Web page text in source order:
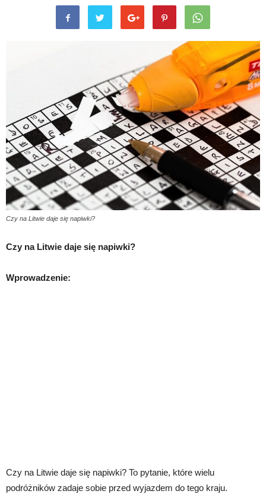
Czy na Litwie daje się napiwki?
Czy na Litwie daje się napiwki?
Wprowadzenie:
Czy na Litwie daje się napiwki? To pytanie, które wielu
podróżników zadaje sobie przed wyjazdem do tego kraju.